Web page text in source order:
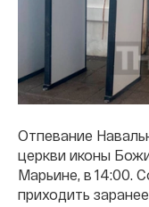
Отпевание
церкви иконы
Марьине, в 14:00.
приходить